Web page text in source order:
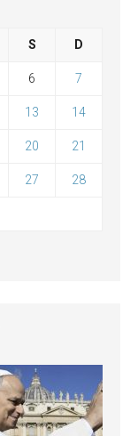
S D
6 7
13 14
20 21
27 28